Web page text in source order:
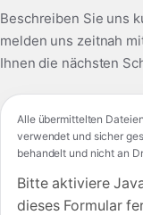
Beschreiben Sie uns
melden uns zeitnah
Ihnen die nächsten
Alle übermittelten
verwendet und sicher
behandelt und nicht an
Bitte aktiviere
dieses Formular